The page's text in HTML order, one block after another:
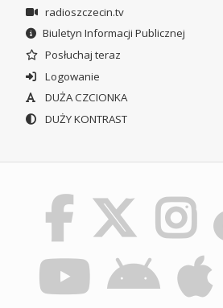
radioszczecin.tv
Biuletyn Informacji Publicznej
Posłuchaj teraz
Logowanie
DUŻA CZCIONKA
DUŻY KONTRAST